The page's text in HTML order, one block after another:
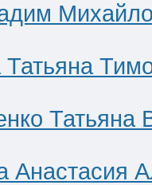
Татьяна
Анастасия